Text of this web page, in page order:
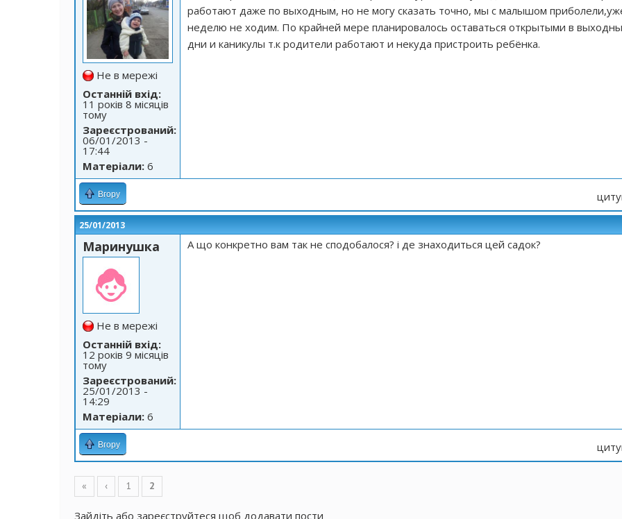
Не в мережі
Останній вхід:
11 років 8 місяців
тому
Зареєстрований:
06/01/2013 -
17:44
Матеріали: 6
работают даже по выходным, но не могу сказать точно, мы с малышом
неделю не ходим. По крайней мере планировалось оставаться открытыми в
дни и каникулы т.к родители работают и некуда пристроить ребёнка.
Вгору
25/01/2013
Маринушка
Не в мережі
Останній вхід:
12 років 9 місяців
тому
Зареєстрований:
25/01/2013 -
14:29
Матеріали: 6
А що конкретно вам так не сподобалося? і де знаходиться цей садок?
Вгору
Сторінки
« ‹ 1 2
Зайдіть або зареєструйтеся щоб додавати пости